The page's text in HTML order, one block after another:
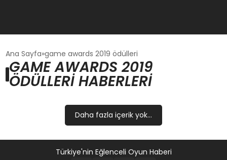
GÜNCEL
OYUN HABERLERI
EĞITIM
Ana Sayfa game awards 2019 ödülleri
GAME AWARDS 2019
ÖDÜLLERI HABERLERI
Daha fazla içerik yok...
Türkiye'nin Eğlenceli Oyun Haberi